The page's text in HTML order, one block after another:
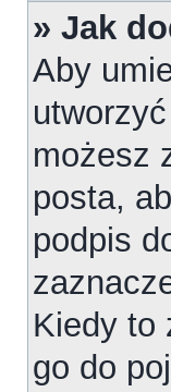
» Jak
Aby
możesz
posta,
podpis
Kiedy to
go do